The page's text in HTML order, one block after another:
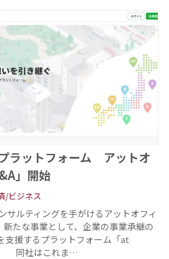
ラットフォーム アットオ
」開始
/ビジネス
ルティングを手がけるアットオフィ
たな事業として、企業の事業承継の
支援するプラットフォーム「at
同社はこれま…